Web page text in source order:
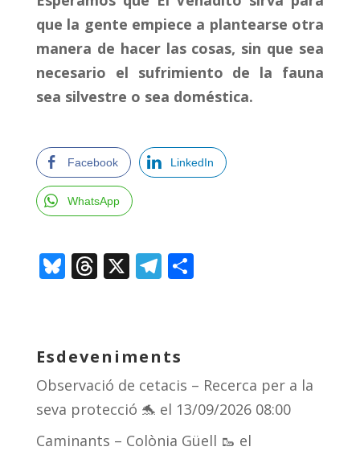
que la gente empiece a plantearse otra
manera de hacer las cosas, sin que sea
necesario el sufrimiento de la fauna
sea silvestre o sea doméstica.
Facebook LinkedIn
WhatsApp
Bl
sk
y
T
d
s
X T
gr
a
m
C
te
ix
Esdeveniments
Observació de cetacis – Recerca per a la
seva protecció 🐬 el 13/09/2026 08:00
Caminants – Colònia Güell 🥾 el